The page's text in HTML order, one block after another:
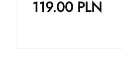
119.00 PLN